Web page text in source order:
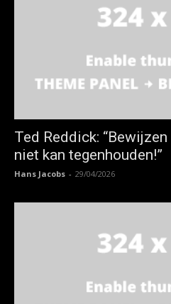
Ted Reddick:
niet kan tegenhouden!”
Hans Jacobs - 29/04/2026